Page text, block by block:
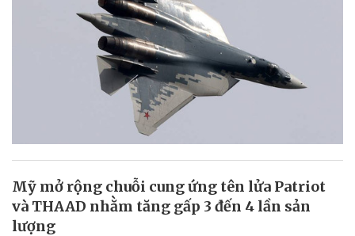
Mỹ mở rộng chuỗi cung ứng tên lửa Patriot
và THAAD nhằm tăng gấp 3 đến 4 lần sản
lượng